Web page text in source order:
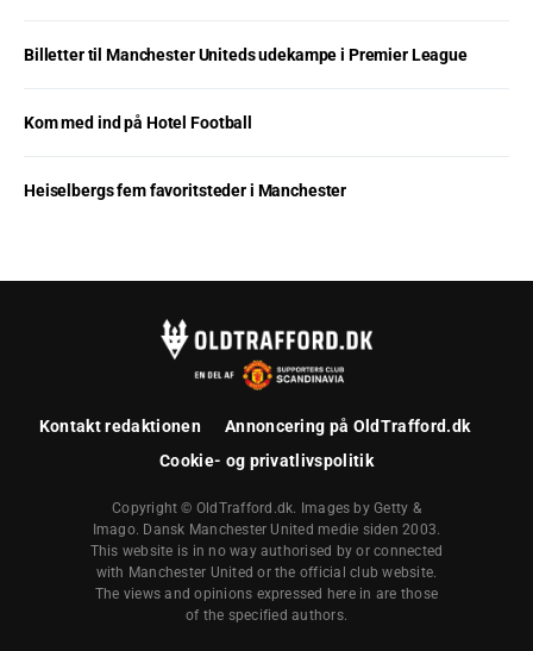
Billetter til Manchester Uniteds udekampe i Premier League
Kom med ind på Hotel Football
Heiselbergs fem favoritsteder i Manchester
Kontakt redaktionen
Annoncering på OldTrafford.dk
Cookie- og privatlivspolitik
Copyright © OldTrafford.dk. Images by Getty &
Imago. Dansk Manchester United medie siden 2003.
This website is in no way authorised by or connected
with Manchester United or the official club website.
The views and opinions expressed here in are those
of the specified authors.